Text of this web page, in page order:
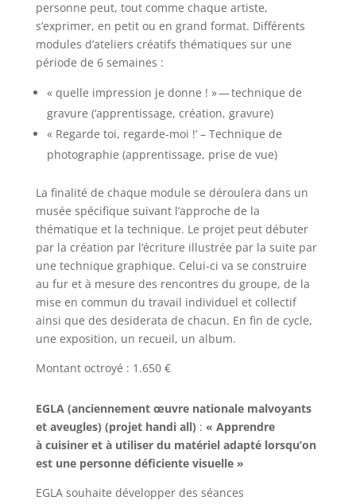
personne peut, tout comme chaque artiste,
s’exprimer, en petit ou en grand format. Différents
modules d’ateliers créatifs thématiques sur une
période de 6 semaines :
« quelle impression je donne ! » — technique de
gravure (‘apprentissage, création, gravure)
« Regarde toi, regarde-moi !’ – Technique de
photographie (apprentissage, prise de vue)
La finalité de chaque module se déroulera dans un
musée spécifique suivant l’approche de la
thématique et la technique. Le projet peut débuter
par la création par l’écriture illustrée par la suite par
une technique graphique. Celui-ci va se construire
au fur et à mesure des rencontres du groupe, de la
mise en commun du travail individuel et collectif
ainsi que des desiderata de chacun. En fin de cycle,
une exposition, un recueil, un album.
Montant octroyé : 1.650 €
EGLA (anciennement œuvre nationale malvoyants
et aveugles) (projet handi all) : « Apprendre
à cuisiner et à utiliser du matériel adapté lorsqu’on
est une personne déficiente visuelle »
EGLA souhaite développer des séances